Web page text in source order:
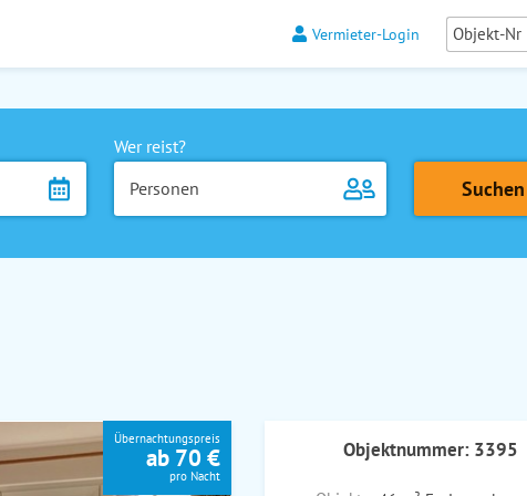
Vermieter-Login
Wer reist?
Personen
Übernachtungspreis
ab 70 €
pro Nacht
Objektnummer: 3395